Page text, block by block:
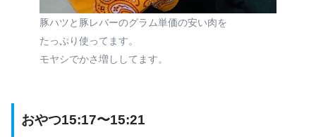
豚ハツと豚レバーのグラム単価の安い肉を
たっぷり使ってます。
モヤシでかさ増ししてます。
おやつ15:17〜15:21